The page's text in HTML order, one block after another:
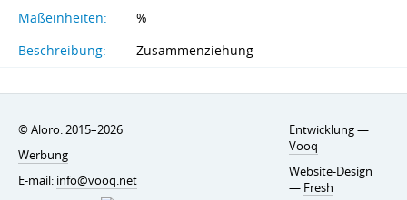
Maßeinheiten:
%
Beschreibung:
Zusammenziehung
© Aloro. 2015–2026
Werbung
E-mail: info@vooq.net
Entwicklung —
Vooq
Website-Design
— Fresh